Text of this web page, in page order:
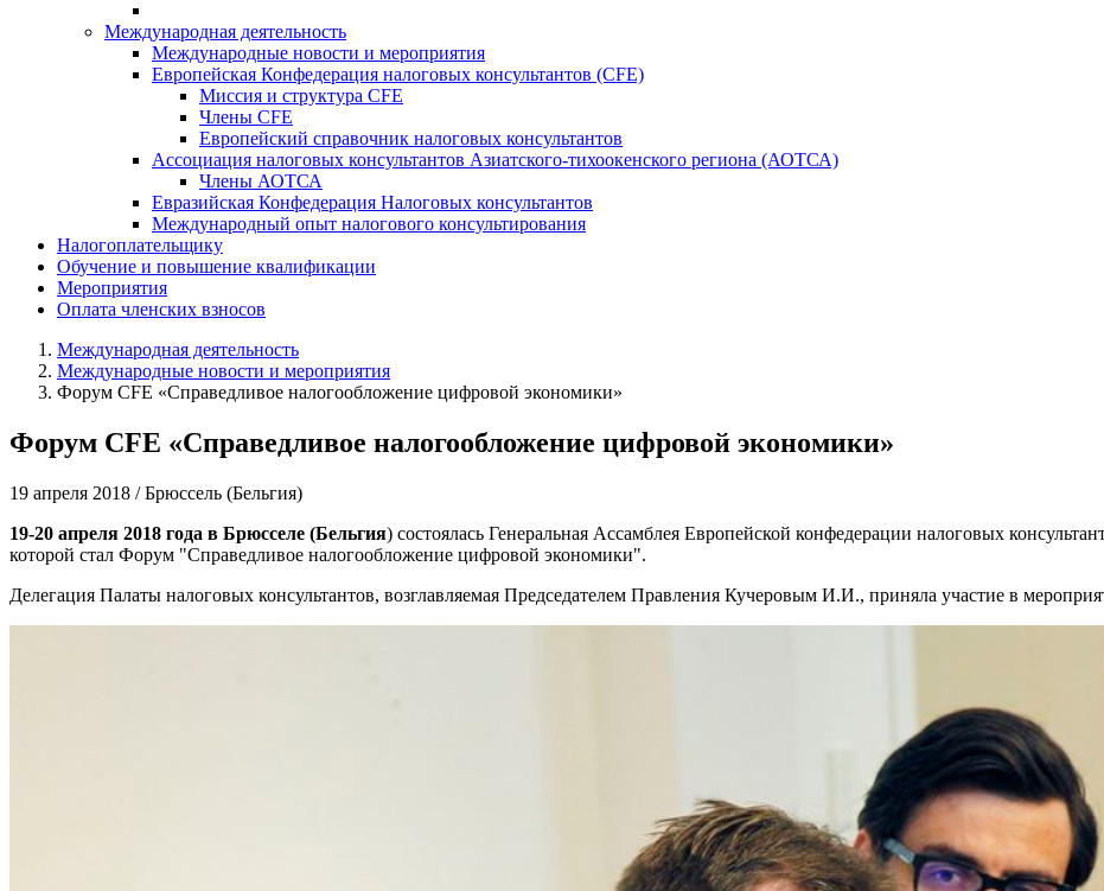
Международная деятельность
Международные новости и мероприятия
Европейская Конфедерация налоговых консультантов (CFE)
Миссия и структура CFE
Члены CFE
Европейский справочник налоговых консультантов
Ассоциация налоговых консультантов Азиатского-тихоокенского региона (АОТСА)
Члены АОТСА
Евразийская Конфедерация Налоговых консультантов
Международный опыт налогового консультирования
Налогоплательщику
Обучение и повышение квалификации
Мероприятия
Оплата членских взносов
Международная деятельность
Международные новости и мероприятия
Форум CFE «Справедливое налогообложение цифровой экономики»
Форум CFE «Справедливое налогообложение цифровой экономики»
19 апреля 2018 / Брюссель (Бельгия)
19-20 апреля 2018 года в Брюсселе (Бельгия) состоялась Генеральная Ассамблея Европейской конфедерации налоговых
которой стал Форум "Справедливое налогообложение цифровой экономики".
Делегация Палаты налоговых консультантов, возглавляемая Председателем Правления Кучеровым И.И., приняла участие в